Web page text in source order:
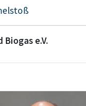
Biogas e.V.